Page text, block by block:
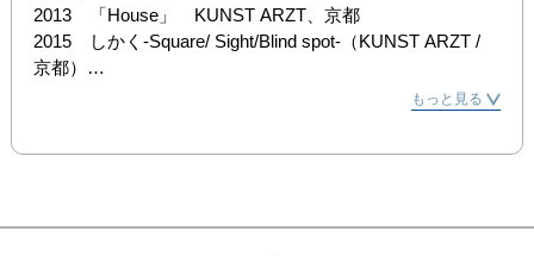
2013　「House」　KUNST ARZT、京都
2015　しかく-Square/ Sight/Blind spot-（KUNST ARZT /
京都）
2022　「感性の遊び場」（ANB Tokyo）
もっと見る